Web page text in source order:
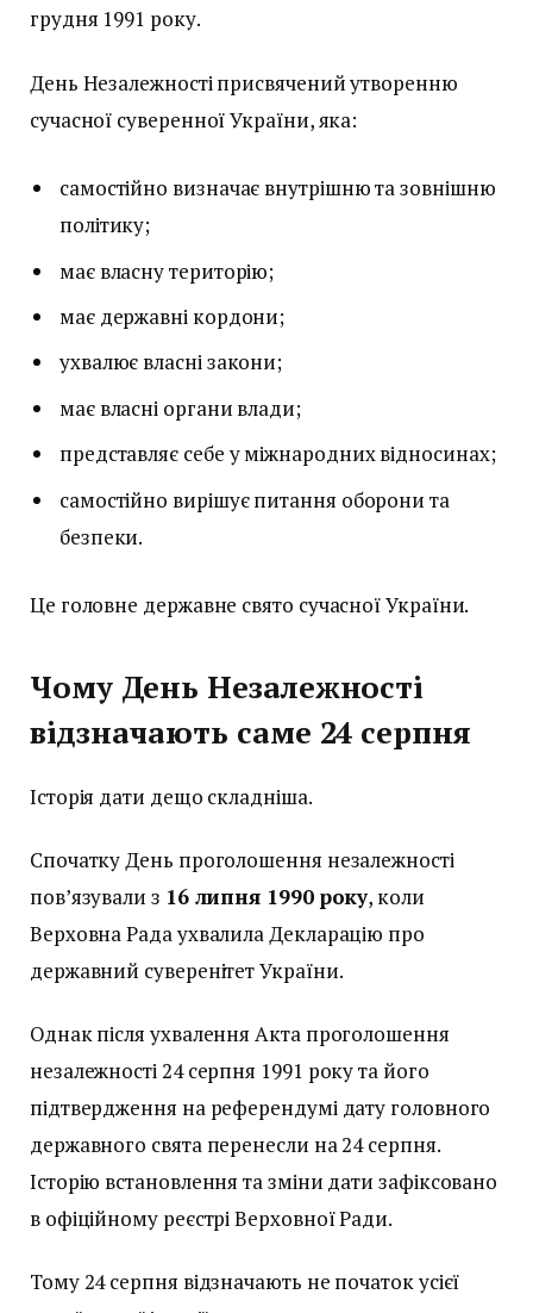
грудня 1991 року.
День Незалежності присвячений утворенню
сучасної суверенної України, яка:
самостійно визначає внутрішню та зовнішню
політику;
має власну територію;
має державні кордони;
ухвалює власні закони;
має власні органи влади;
представляє себе у міжнародних відносинах;
самостійно вирішує питання оборони та
безпеки.
Це головне державне свято сучасної України.
Чому День Незалежності
відзначають саме 24 серпня
Історія дати дещо складніша.
Спочатку День проголошення незалежності
пов’язували з 16 липня 1990 року, коли
Верховна Рада ухвалила Декларацію про
державний суверенітет України.
Однак після ухвалення Акта проголошення
незалежності 24 серпня 1991 року та його
підтвердження на референдумі дату головного
державного свята перенесли на 24 серпня.
Історію встановлення та зміни дати зафіксовано
в офіційному реєстрі Верховної Ради.
Тому 24 серпня відзначають не початок усієї